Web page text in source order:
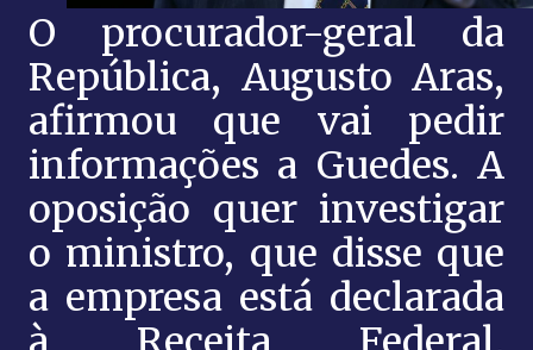
O procurador-geral da
República, Augusto Aras,
afirmou que vai pedir
informações a Guedes. A
oposição quer investigar
o ministro, que disse que
a empresa está declarada